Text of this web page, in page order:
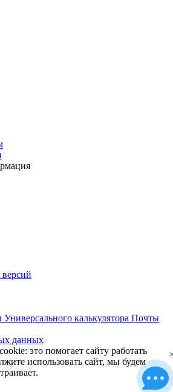
калькулятора Почты
данных
это помогает сайту работать
использовать сайт, мы будем